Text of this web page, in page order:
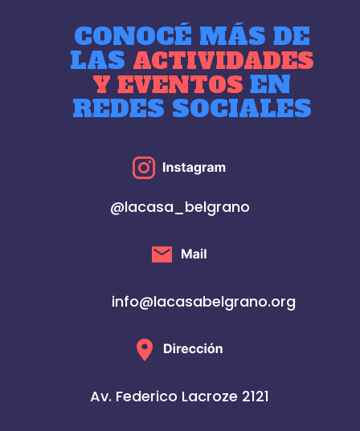
CONOCÉ MÁS DE
LAS ACTIVIDADES
Y EVENTOSEN
REDES SOCIALES
@lacasa_belgrano
info@lacasabelgrano.org
Av. Federico Lacroze 2121